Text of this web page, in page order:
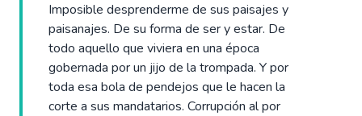
Imposible desprenderme de sus paisajes y
paisanajes. De su forma de ser y estar. De
todo aquello que viviera en una época
gobernada por un jijo de la trompada. Y por
toda esa bola de pendejos que le hacen la
corte a sus mandatarios. Corrupción al por